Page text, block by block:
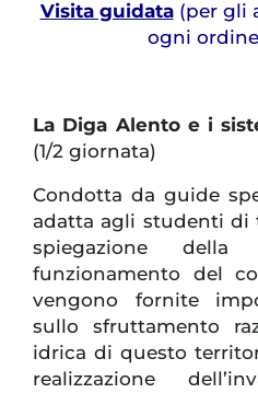
Visita guidata(per gli
ogni
La Diga Alento e i
(1/2 giornata)
Condotta da guide
adatta agli studenti di
spiegazione
funzionamento del
vengono fornite
sullo sfruttamento
idrica di questo
realizzazione